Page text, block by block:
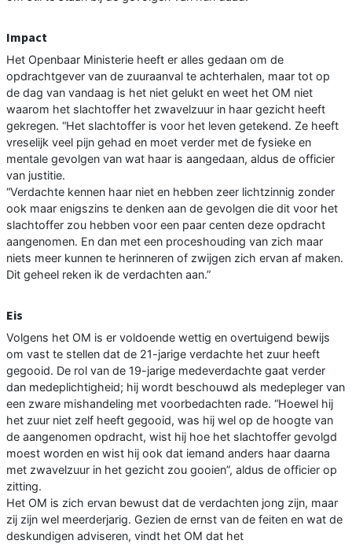
Impact
Het Openbaar Ministerie heeft er alles gedaan om de
opdrachtgever van de zuuraanval te achterhalen, maar tot op
de dag van vandaag is het niet gelukt en weet het OM niet
waarom het slachtoffer het zwavelzuur in haar gezicht heeft
gekregen. “Het slachtoffer is voor het leven getekend. Ze heeft
vreselijk veel pijn gehad en moet verder met de fysieke en
mentale gevolgen van wat haar is aangedaan, aldus de officier
van justitie.
“Verdachte kennen haar niet en hebben zeer lichtzinnig zonder
ook maar enigszins te denken aan de gevolgen die dit voor het
slachtoffer zou hebben voor een paar centen deze opdracht
aangenomen. En dan met een proceshouding van zich maar
niets meer kunnen te herinneren of zwijgen zich ervan af maken.
Dit geheel reken ik de verdachten aan.”
Eis
Volgens het OM is er voldoende wettig en overtuigend bewijs
om vast te stellen dat de 21-jarige verdachte het zuur heeft
gegooid. De rol van de 19-jarige medeverdachte gaat verder
dan medeplichtigheid; hij wordt beschouwd als medepleger van
een zware mishandeling met voorbedachten rade. “Hoewel hij
het zuur niet zelf heeft gegooid, was hij wel op de hoogte van
de aangenomen opdracht, wist hij hoe het slachtoffer gevolgd
moest worden en wist hij ook dat iemand anders haar daarna
met zwavelzuur in het gezicht zou gooien”, aldus de officier op
zitting.
Het OM is zich ervan bewust dat de verdachten jong zijn, maar
zij zijn wel meerderjarig. Gezien de ernst van de feiten en wat de
deskundigen adviseren, vindt het OM dat het